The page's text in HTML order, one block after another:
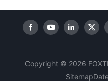
Copyright © 2026
Sitemap